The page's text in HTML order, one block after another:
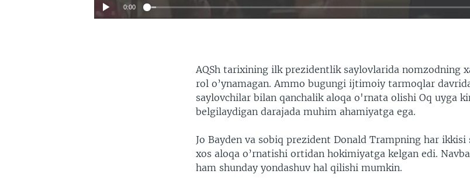
0:00
AQSh tarixining ilk prezidentlik saylovlarida nomzodning
rol o’ynamagan. Ammo bugungi ijtimoiy tarmoqlar
saylovchilar bilan qanchalik aloqa o'rnata olishi Oq uyga
belgilaydigan darajada muhim ahamiyatga ega.
Jo Bayden va sobiq prezident Donald Trampning har ikkisi
xos aloqa o’rnatishi ortidan hokimiyatga kelgan edi.
ham shunday yondashuv hal qilishi mumkin.